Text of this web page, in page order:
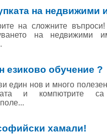
на недвижими
на сложните
на недвижими
езиково обучение ?
нов и много полезен
и компютрите
хамали!